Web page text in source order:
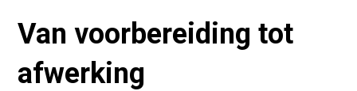
Van voorbereiding tot
afwerking